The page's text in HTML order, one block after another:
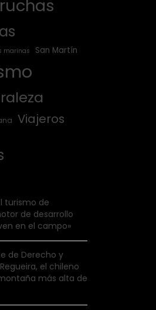
marinas San Martín
Viajeros
turismo de
de desarrollo
en el campo»
de Derecho y
el chileno
más alta de